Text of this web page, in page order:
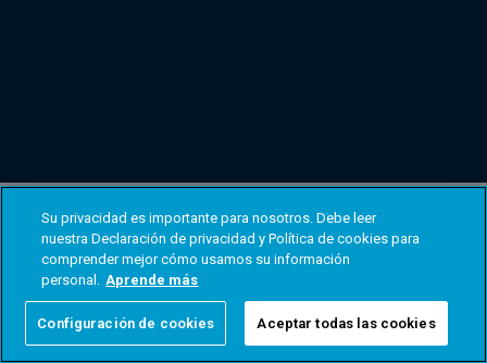
Su privacidad es importante para nosotros. Debe leer
nuestra Declaración de privacidad y Política de cookies para
comprender mejor cómo usamos su información
personal. Aprende más
Configuración de cookies Aceptar todas las cookies